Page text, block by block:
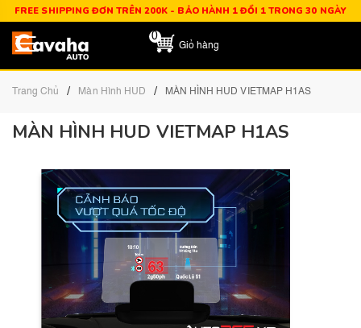
FREE SHIPPING ĐƠN TRÊN 200K - BẢO HÀNH 1 ĐỔI 1 TRONG 30 NGÀY
0
Giỏ hàng
Trang Chủ / Màn Hình HUD / MÀN HÌNH HUD VIETMAP H1AS
MÀN HÌNH HUD VIETMAP H1AS